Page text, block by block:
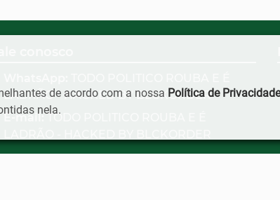
LADRÃO - HACKED BY BLCKORDER
E-mail:TODO POLITICO ROUBA E É
de acordo com a nossa Política de Privacidade
nela.